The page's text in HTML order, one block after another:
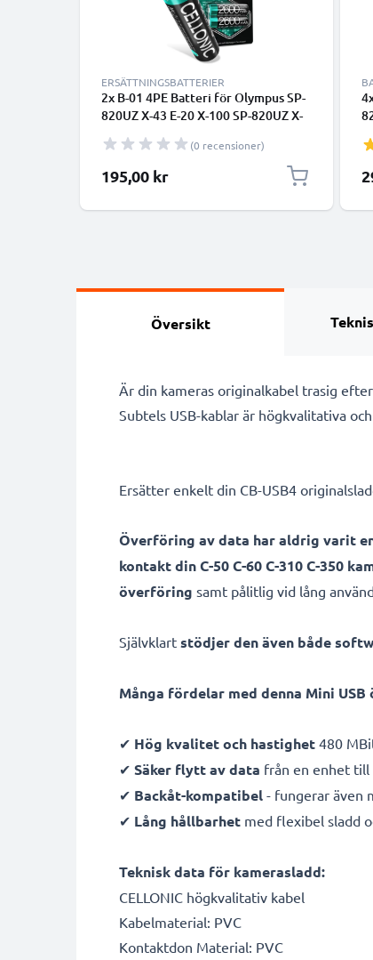
ERSÄTTNINGSBATTERIER
2x B-01 4PE Batteri för Olympus SP-
820UZ X-43 E-20 X-100 SP-820UZ X-
30 SP-310, 2600mAh Kamera-
ersättningsbatteri med lång
batteritid
(0 recensioner)
195,00 kr
Översikt
Är din kameras originalkabel trasig
Subtels USB-kablar är högkvalitativa
Ersätter enkelt din CB-USB4
Överföring av data har aldrig varit
kontakt din C-50 C-60 C-310 C-350
överföring samt pålitlig vid lång
Självklart stödjer den även både
Många fördelar med denna Mini
✔ Hög kvalitet och hastighet 480
✔ Säker flytt av data från en enhet till
✔ Backåt-kompatibel - fungerar även
✔ Lång hållbarhet med flexibel sladd
Teknisk data för kamerasladd:
CELLONIC högkvalitativ kabel
Kabelmaterial: PVC
Kontaktdon Material: PVC